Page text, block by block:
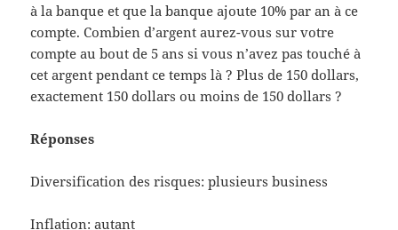
à la banque et que la banque ajoute 10% par an à ce
compte. Combien d’argent aurez-vous sur votre
compte au bout de 5 ans si vous n’avez pas touché à
cet argent pendant ce temps là ? Plus de 150 dollars,
exactement 150 dollars ou moins de 150 dollars ?
Réponses
Diversification des risques: plusieurs business
Inflation: autant